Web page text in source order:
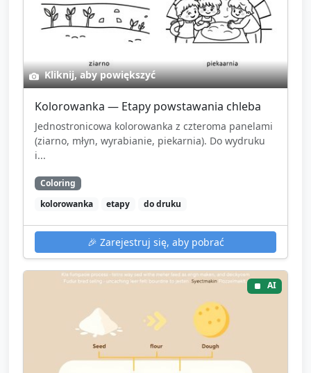
Kliknij, aby powiększyć
Kolorowanka — Etapy powstawania chleba
Jednostronicowa kolorowanka z czteroma panelami
(ziarno, młyn, wyrabianie, piekarnia). Do wydruku
i...
Coloring
kolorowanka
etapy do druku
🎉 Zarejestruj się, aby pobrać
AI